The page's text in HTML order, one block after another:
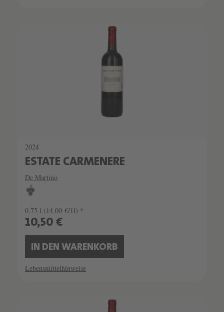
2024
ESTATE CARMENERE
De Martino
0.75 l (14,00 €/1l) *
10,50 €
IN DEN WARENKORB
Lebensmittelhinweise